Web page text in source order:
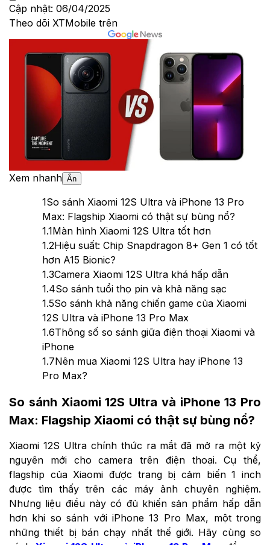
Cập nhật: 06/04/2025
Theo dõi XTMobile trên
Xem nhanh Ẩn
1So sánh Xiaomi 12S Ultra và iPhone 13 Pro
Max: Flagship Xiaomi có thật sự bùng nổ?
1.1Màn hình Xiaomi 12S Ultra tốt hơn
1.2Hiệu suất: Chip Snapdragon 8+ Gen 1 có tốt
hơn A15 Bionic?
1.3Camera Xiaomi 12S Ultra khá hấp dẫn
1.4So sánh tuổi thọ pin và khả năng sạc
1.5So sánh khả năng chiến game của Xiaomi
12S Ultra và iPhone 13 Pro Max
1.6Thông số so sánh giữa điện thoại Xiaomi và
iPhone
1.7Nên mua Xiaomi 12S Ultra hay iPhone 13
Pro Max?
So sánh Xiaomi 12S Ultra và iPhone 13 Pro
Max: Flagship Xiaomi có thật sự bùng nổ?
Xiaomi 12S Ultra chính thức ra mắt đã mở ra một kỷ
nguyên mới cho camera trên điện thoại. Cụ thể,
flagship của Xiaomi được trang bị cảm biến 1 inch
được tìm thấy trên các máy ảnh chuyên nghiệm.
Nhưng liệu điều này có đủ khiến sản phẩm hấp dẫn
hơn khi so sánh với iPhone 13 Pro Max, một trong
những thiết bị bán chạy nhất thế giới. Hãy cùng so